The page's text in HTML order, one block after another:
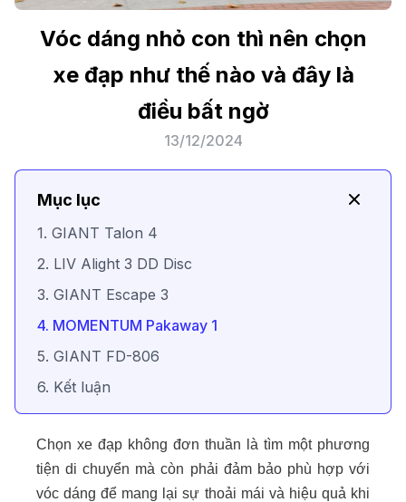
Vóc dáng nhỏ con thì nên chọn
xe đạp như thế nào và đây là
điều bất ngờ
13/12/2024
Mục lục
1. GIANT Talon 4
2. LIV Alight 3 DD Disc
3. GIANT Escape 3
4. MOMENTUM Pakaway 1
5. GIANT FD-806
6. Kết luận
Chọn xe đạp không đơn thuần là tìm một phương
tiện di chuyển mà còn phải đảm bảo phù hợp với
vóc dáng để mang lại sự thoải mái và hiệu quả khi